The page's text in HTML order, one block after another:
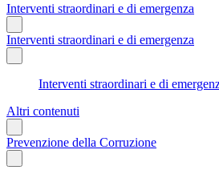
Interventi straordinari e di emergenza
Interventi straordinari e di emergenza
Interventi straordinari e di
Altri contenuti
Prevenzione della Corruzione